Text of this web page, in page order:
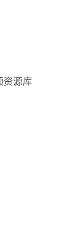
资源库